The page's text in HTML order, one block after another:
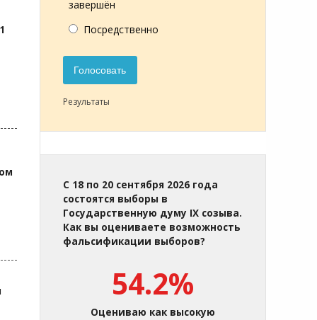
завершён
Посредственно
Голосовать
Результаты
С 18 по 20 сентября 2026 года
состоятся выборы в
Государственную думу IX созыва.
Как вы оцениваете возможность
фальсификации выборов?
54.2%
Оцениваю как высокую